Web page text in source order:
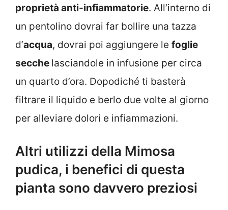
proprietà anti-infiammatorie. All’interno di
un pentolino dovrai far bollire una tazza
d’acqua, dovrai poi aggiungere le foglie
secche lasciandole in infusione per circa
un quarto d’ora. Dopodiché ti basterà
filtrare il liquido e berlo due volte al giorno
per alleviare dolori e infiammazioni.
Altri utilizzi della Mimosa
pudica, i benefici di questa
pianta sono davvero preziosi